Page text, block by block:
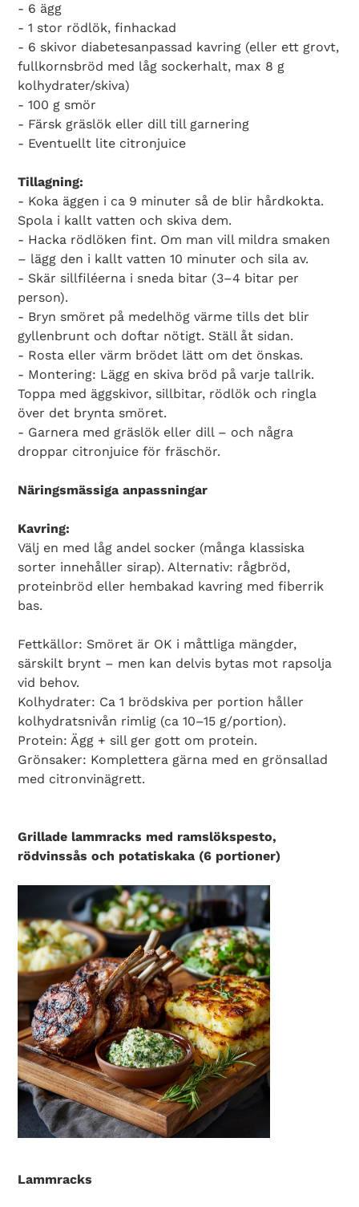
- 6 ägg
- 1 stor rödlök, finhackad
- 6 skivor diabetesanpassad kavring (eller ett grovt,
fullkornsbröd med låg sockerhalt, max 8 g
kolhydrater/skiva)
- 100 g smör
- Färsk gräslök eller dill till garnering
- Eventuellt lite citronjuice
Tillagning:
- Koka äggen i ca 9 minuter så de blir hårdkokta.
Spola i kallt vatten och skiva dem.
- Hacka rödlöken fint. Om man vill mildra smaken
– lägg den i kallt vatten 10 minuter och sila av.
- Skär sillfiléerna i sneda bitar (3–4 bitar per
person).
- Bryn smöret på medelhög värme tills det blir
gyllenbrunt och doftar nötigt. Ställ åt sidan.
- Rosta eller värm brödet lätt om det önskas.
- Montering: Lägg en skiva bröd på varje tallrik.
Toppa med äggskivor, sillbitar, rödlök och ringla
över det brynta smöret.
- Garnera med gräslök eller dill – och några
droppar citronjuice för fräschör.
Näringsmässiga anpassningar
Kavring:
Välj en med låg andel socker (många klassiska
sorter innehåller sirap). Alternativ: rågbröd,
proteinbröd eller hembakad kavring med fiberrik
bas.
Fettkällor: Smöret är OK i måttliga mängder,
särskilt brynt – men kan delvis bytas mot rapsolja
vid behov.
Kolhydrater: Ca 1 brödskiva per portion håller
kolhydratsnivån rimlig (ca 10–15 g/portion).
Protein: Ägg + sill ger gott om protein.
Grönsaker: Komplettera gärna med en grönsallad
med citronvinägrett.
Grillade lammracks med ramslökspesto,
rödvinssås och potatiskaka (6 portioner)
Lammracks